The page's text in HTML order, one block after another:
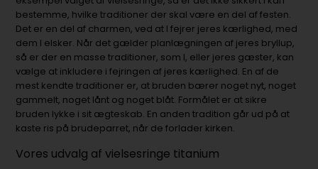
bestemme, hvilke traditioner der skal være en del af festen.
Det er en del af charmen, ved at I fejrer jeres kærlighed, med
dem I elsker. Når det gælder planlægningen af jeres bryllup,
så er der en masse traditioner, som I, eller jeres gæster, kan
vælge at inkludere i fejringen af jeres kærlighed. En af de
mest kendte traditioner er, at bruden bærer noget nyt, noget
gammelt, noget lånt og noget blåt. Formålet er at sikre
bruden lykke i sit ægteskab. En anden tradition går ud på at
kaste ris på brudeparret, når de forlader kirken.
Vores udvalg af vielsesringe titanium